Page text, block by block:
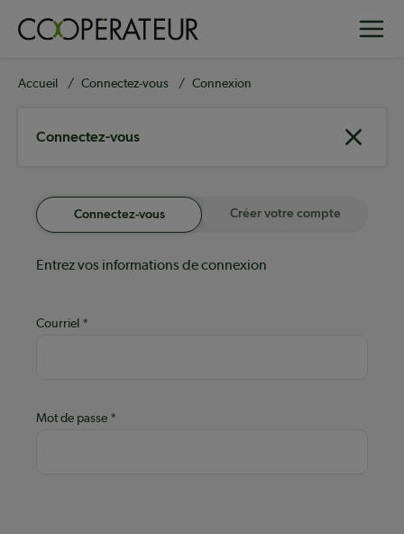
principal
Fil
Accueil Connectez-vous Connexion
Connectez-vous
Connectez-vous Créer votre compte
Entrez vos informations de connexion
Courriel
Mot de passe